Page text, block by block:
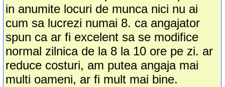
in anumite locuri de munca nici nu ai
cum sa lucrezi numai 8. ca angajator
spun ca ar fi excelent sa se modifice
normal zilnica de la 8 la 10 ore pe zi. ar
reduce costuri, am putea angaja mai
multi oameni, ar fi mult mai bine.